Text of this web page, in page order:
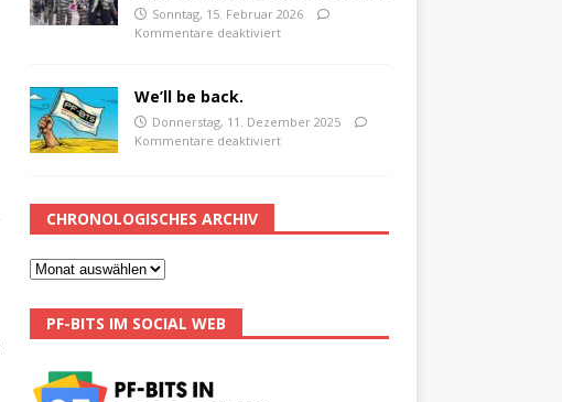
Sonntag, 15. Februar 2026
Kommentare deaktiviert
We’ll be back.
Donnerstag, 11. Dezember 2025
Kommentare deaktiviert
CHRONOLOGISCHES ARCHIV
PF-BITS IM SOCIAL WEB